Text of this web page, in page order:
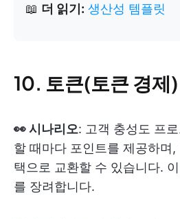
📖 더 읽기: 생산성 템플릿
10. 토큰(토큰 경제)
👀 시나리오: 고객 충성도 프
할 때마다 포인트를 제공하며
택으로 교환할 수 있습니다.
를 장려합니다.